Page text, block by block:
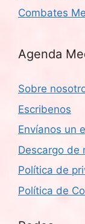
Combates
Agenda
Sobre
Escribenos
Envíanos un
Descargo de
Política de
Política de